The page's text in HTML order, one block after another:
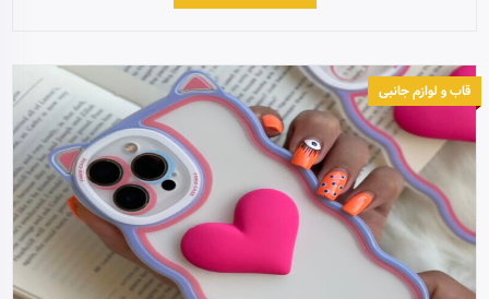
قاب و لوازم جانبی